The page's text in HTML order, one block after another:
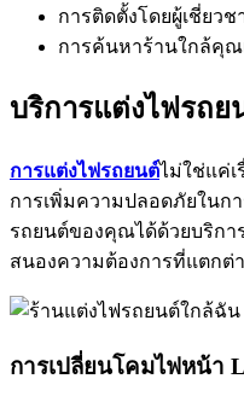
การติดตั้งโดยผู้เชี่ยว
การค้นหาร้านใกล้คุณ
บริการแต่งไฟรถ
การแต่งไฟรถยนต์ไม่ใช่แค่เ
การเพิ่มความปลอดภัยในก
รถยนต์ของคุณได้ด้วยบริก
สนองความต้องการที่แตกต่
การเปลี่ยนโคมไฟหน้า